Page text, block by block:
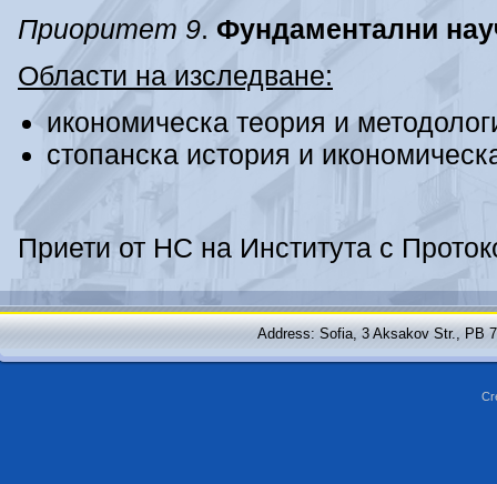
Приоритет 9. Фундаментални
Области на изследване:
икономическа теория и
стопанска история и
Приети от НС на Института с
Address: Sofia, 3 Aksakov Str., PB